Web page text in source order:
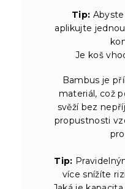
Tip:
aplikujte
Je koš
Bambus je
materiál, což
svěží bez
propustnosti
Tip:
více snížíte